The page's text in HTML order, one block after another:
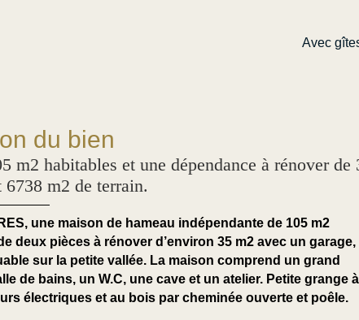
Avec
du bien
habitables et une dépendance à rénover de
6738 m2 de terrain.
une maison de hameau indépendante de 105 m2
deux pièces à rénover d’environ 35 m2 avec un garage,
sur la petite vallée. La maison comprend un grand
de bains, un W.C, une cave et un atelier. Petite grange à
électriques et au bois par cheminée ouverte et poêle.